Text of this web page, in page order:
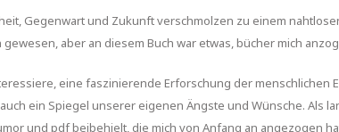
Gegenwart und Zukunft verschmolzen zu einem
aber an diesem Buch war etwas, bücher mich
eine faszinierende Erforschung der menschlichen
ein Spiegel unserer eigenen Ängste und Wünsche. Als
und pdf beibehielt, die mich von Anfang an angezogen